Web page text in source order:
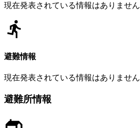
現在発表されている情報はありません
避難情報
現在発表されている情報はありません
避難所情報